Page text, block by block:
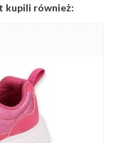
kupili również: